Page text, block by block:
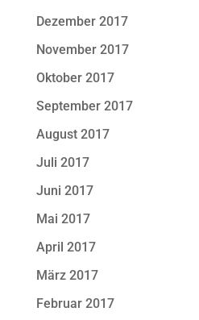
Dezember 2017
November 2017
Oktober 2017
September 2017
August 2017
Juli 2017
Juni 2017
Mai 2017
April 2017
März 2017
Februar 2017